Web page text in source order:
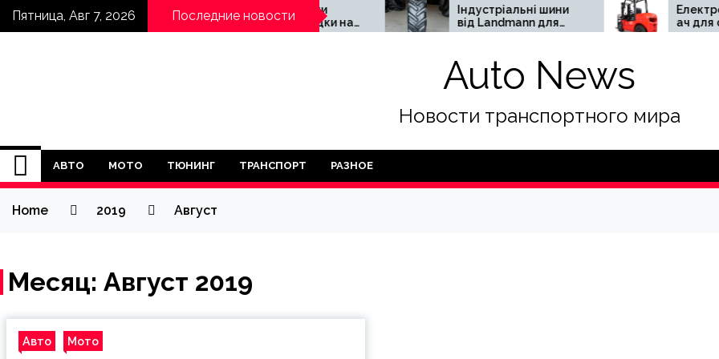
SkipПятница, Авг 7, 2026 Последние новости
Вартість Поїздки на
Авто: Практичний Гід
Індустріальні шини
від Landmann для
безпечної та
важковагової
спецтехніки
ач для складу:
переваги та
Auto News
Новости транспортного мира
АВТО МОТО ТЮНИНГ ТРАНСПОРТ РАЗНОЕ
Home 2019 Август
Месяц: Август 2019
Авто Мото